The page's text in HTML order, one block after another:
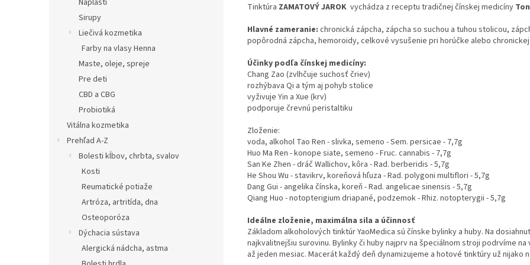
Náplasti
Sirupy
Liečivá kozmetika
Farby na vlasy Henna
Maste, oleje, spreje
Pre deti
CBD a CBG
Probiotiká
Vitálna kozmetika
Prehľad A-Z
Bolesti kĺbov, chrbta, svalov
Kosti
Reumatické potiaže
Artróza, artritída, dna
Osteoporóza
Dýchacia sústava
Alergická nádcha, astma
Tinktúra ZAMATOVÝ JAROK vychádza z receptu tradičnej čínskej medicíny
Hlavné zameranie: chronická zápcha, zápcha so suchou a tuhou stolicou,
popôrodná zápcha, hemoroidy, celkové vysušenie pri horúčke alebo
Účinky podľa čínskej medicíny:
Chang Zao (zvlhčuje suchosť čriev)
rozhýbava Qi a tým aj pohyb stolice
vyživuje Yin a Xue (krv)
podporuje črevnú peristaltiku
Zloženie:
voda, alkohol Tao Ren - slivka, semeno - Sem. persicae - 7,7g
Huo Ma Ren - konope siate, semeno - Fruc. cannabis - 7,7g
San Ke Zhen - dráč Wallichov, kôra - Rad. berberidis - 5,7g
He Shou Wu - stavikrv, koreňová hľuza - Rad. polygoni multiflori - 5,7g
Dang Gui - angelika čínska, koreň - Rad. angelicae sinensis - 5,7g
Qiang Huo - notopterigium driapané, podzemok - Rhiz. notopterygii - 5,7g
Ideálne zloženie, maximálna sila a účinnosť
Základom alkoholových tinktúr YaoMedica sú čínske bylinky a huby. Na
najkvalitnejšiu surovinu. Bylinky či huby najprv na špeciálnom stroji podrvíme
až jeden mesiac. Macerát každý deň dynamizujeme a hotové tinktúry už